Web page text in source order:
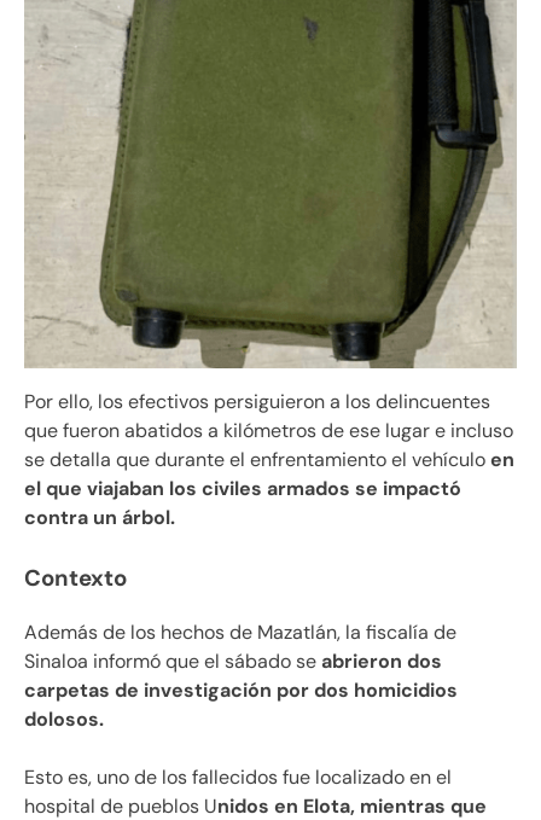
Por ello, los efectivos persiguieron a los delincuentes
que fueron abatidos a kilómetros de ese lugar e incluso
se detalla que durante el enfrentamiento el vehículoen
el que viajaban los civiles armados se impactó
contra un árbol.
Contexto
Además de los hechos de Mazatlán, la fiscalía de
Sinaloa informó que el sábado seabrieron dos
carpetas de investigación por dos homicidios
dolosos.
Esto es, uno de los fallecidos fue localizado en el
hospital de pueblos Unidos en Elota, mientras que